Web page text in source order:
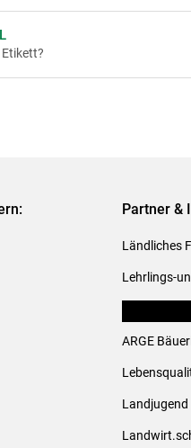
Partner &
Ländliches
Lehrlings-
ARGE
Landjugend